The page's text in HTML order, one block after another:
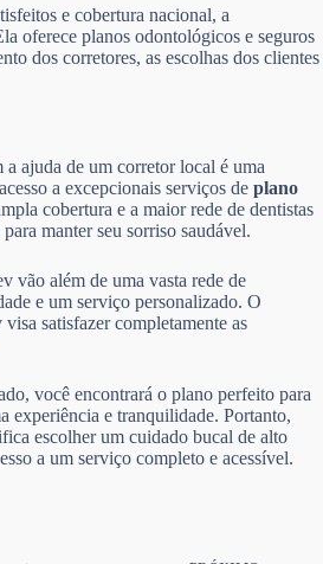
e cobertura nacional, a
oferece planos odontológicos e seguros
dos corretores, as escolhas dos clientes
ajuda de um corretor local é uma
a excepcionais serviços de plano
cobertura e a maior rede de dentistas
manter seu sorriso saudável.
vão além de uma vasta rede de
e um serviço personalizado. O
satisfazer completamente as
você encontrará o plano perfeito para
experiência e tranquilidade. Portanto,
escolher um cuidado bucal de alto
a um serviço completo e acessível.